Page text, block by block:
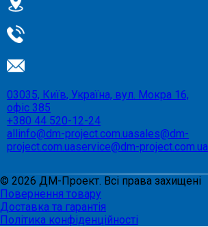
03035, Київ, Україна, вул. Мокра 16,
офіс 385
+380 44 520-12-24
allinfo@dm-project.com.uasales@dm-
project.com.uaservice@dm-project.com.ua
© 2026 ДМ-Проект. Всі права захищені
Повернення товару
Доставка та гарантія
Політика конфіденційності